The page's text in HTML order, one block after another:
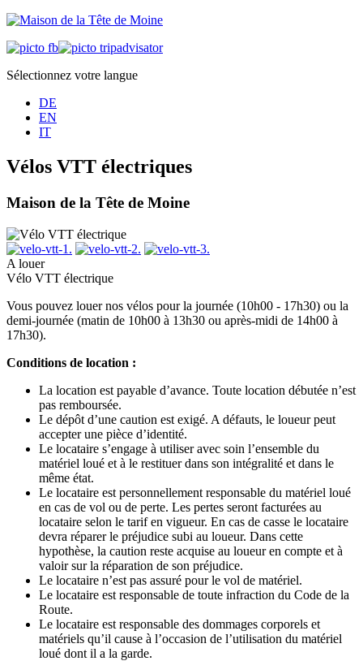
Sélectionnez votre langue
DE
EN
IT
Vélos VTT électriques
Maison de la Tête de Moine
A louer
Vélo VTT électrique
Vous pouvez louer nos vélos pour la journée (10h00 - 17h30) ou la
demi-journée (matin de 10h00 à 13h30 ou après-midi de 14h00 à
17h30).
Conditions de location :
La location est payable d’avance. Toute location débutée n’est
pas remboursée.
Le dépôt d’une caution est exigé. A défauts, le loueur peut
accepter une pièce d’identité.
Le locataire s’engage à utiliser avec soin l’ensemble du
matériel loué et à le restituer dans son intégralité et dans le
même état.
Le locataire est personnellement responsable du matériel loué
en cas de vol ou de perte. Les pertes seront facturées au
locataire selon le tarif en vigueur. En cas de casse le locataire
devra réparer le préjudice subi au loueur. Dans cette
hypothèse, la caution reste acquise au loueur en compte et à
valoir sur la réparation de son préjudice.
Le locataire n’est pas assuré pour le vol de matériel.
Le locataire est responsable de toute infraction du Code de la
Route.
Le locataire est responsable des dommages corporels et
matériels qu’il cause à l’occasion de l’utilisation du matériel
loué dont il a la garde.